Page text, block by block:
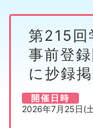
第215
事前登
に抄録掲
開催日時
2026年7月25日(